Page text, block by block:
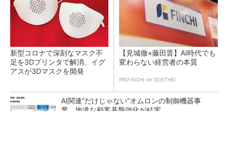
新型コロナで深刻なマスク不
足を3Dプリンタで解消、イグ
アスが3Dマスクを開発
【見城徹×藤田晋】AI時代でも
変わらない経営者の本質
PR(FINCHI on GOETHE)
AI関連“だけじゃない”オムロンの制御機器事
業、地道な顧客基盤強化が結実